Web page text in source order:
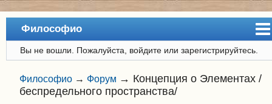
Философио
Сайт
Форум
Регистрация
Вы не вошли. Пожалуйста, войдите или зарегистрируйтесь.
Философио → Форум → Концепция о Элементах /
беспредельного пространства/